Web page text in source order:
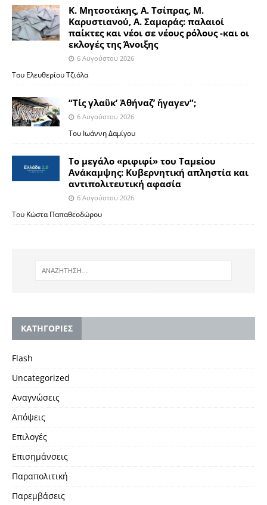
Κ. Μητσοτάκης, Α. Τσίπρας, Μ.
Καρυστιανού, Α. Σαμαράς: παλαιοί
παίκτες και νέοι σε νέους ρόλους -και οι
εκλογές της Άνοιξης
6 Αυγούστου 2026
Του Ελευθερίου Τζιόλα
“Τίς γλαῦκ’ Ἀθήναζ’ ἤγαγεν”;
6 Αυγούστου 2026
Του Ιωάννη Δαμίγου
Το μεγάλο «ριφιφί» του Ταμείου
Ανάκαμψης: Κυβερνητική απληστία και
αντιπολιτευτική αφασία
6 Αυγούστου 2026
Του Κώστα Παπαθεοδώρου
KΑΤΗΓΟΡΙΕΣ
Flash
Uncategorized
Αναγνώσεις
Απόψεις
Επιλογές
Επισημάνσεις
Παραπολιτική
Παρεμβάσεις